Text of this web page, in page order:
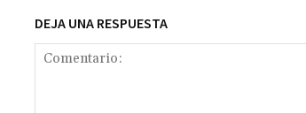
DEJA UNA RESPUESTA